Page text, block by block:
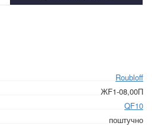
Roubloff
ЖF1-08,00П
QF10
поштучно